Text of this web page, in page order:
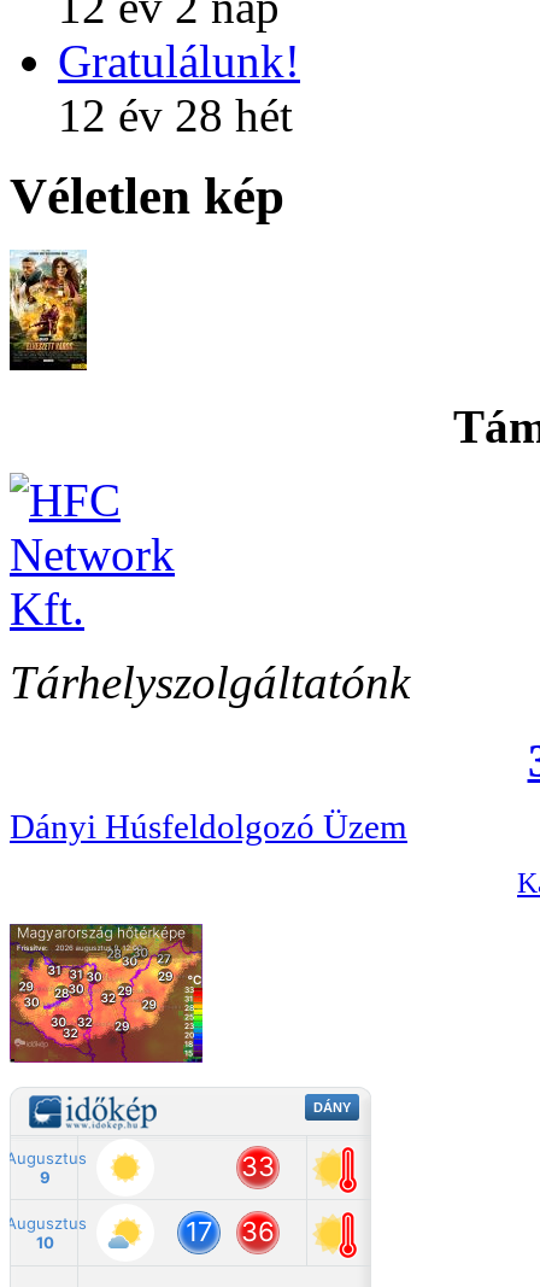
Gratulálunk!
12 év 28 hét
Véletlen kép
Tárhelyszolgáltatónk
Dányi Húsfeldolgozó Üzem